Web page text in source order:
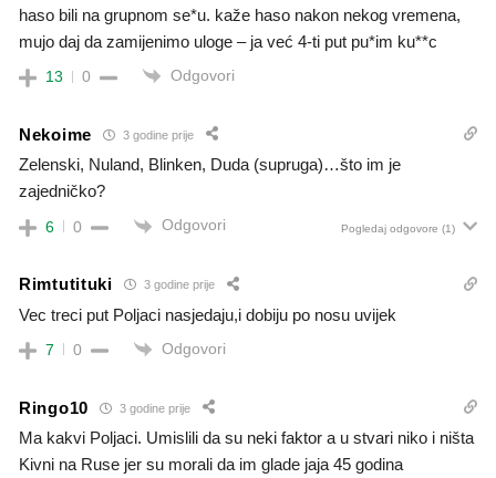
haso bili na grupnom se*u. kaže haso nakon nekog vremena,
mujo daj da zamijenimo uloge – ja već 4-ti put pu*im ku**c
13 0 Odgovori
Nekoime 3 godine prije
Zelenski, Nuland, Blinken, Duda (supruga)…što im je
zajedničko?
6 0 Odgovori Pogledaj odgovore (1)
Rimtutituki 3 godine prije
Vec treci put Poljaci nasjedaju,i dobiju po nosu uvijek
7 0 Odgovori
Ringo10 3 godine prije
Ma kakvi Poljaci. Umislili da su neki faktor a u stvari niko i ništa
Kivni na Ruse jer su morali da im glade jaja 45 godina